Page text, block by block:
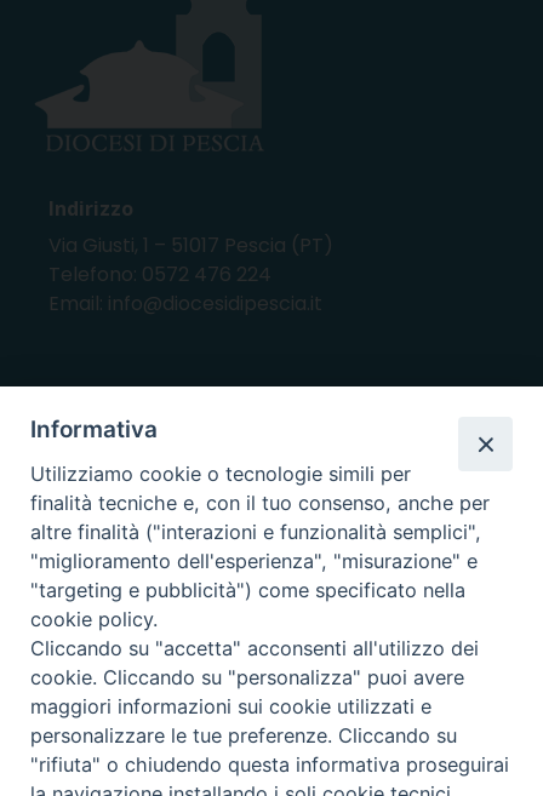
Indirizzo
Via Giusti, 1 – 51017 Pescia (PT)
Telefono: 0572 476 224
Email: info@diocesidipescia.it
ORARI E GIORNI DI APERTURA
10.00 alle 12.00
UFFICI ECONOMATO E AMMINISTRAZIONE Lunedì e
Mercoledì, dalle 10.00 alle 12.30
UFFICIO BENI CULTURALI Lunedì, Mercoledì,
Venerdì, dalle 10.00 alle 12.30
i nostri social
Informativa
Utilizziamo cookie o tecnologie simili per
finalità tecniche e, con il tuo consenso, anche per
altre finalità ("interazioni e funzionalità semplici",
"miglioramento dell'esperienza", "misurazione" e
"targeting e pubblicità") come specificato nella
cookie policy.
Cliccando su "accetta" acconsenti all'utilizzo dei
cookie. Cliccando su "personalizza" puoi avere
maggiori informazioni sui cookie utilizzati e
personalizzare le tue preferenze. Cliccando su
"rifiuta" o chiudendo questa informativa proseguirai